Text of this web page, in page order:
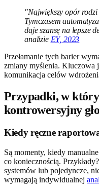
"Największy opór
Tymczasem
daje szansę na lepsze
analizie EY, 2023
Przełamanie tych barier
zmiany myślenia. Kluczowa
komunikacja celów
Przypadki, w
kontrowersyjny
Kiedy ręczne
Są momenty, kiedy
co koniecznością.
systemów lub pojedyncze,
wymagają indywidualnej